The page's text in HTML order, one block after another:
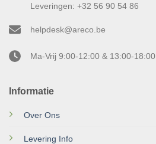
Informatie
Over Ons
Levering Info
Leveringen: +32 56 90 54 86
helpdesk@areco.be
Ma-Vrij 9:00-12:00 & 13:00-18:00